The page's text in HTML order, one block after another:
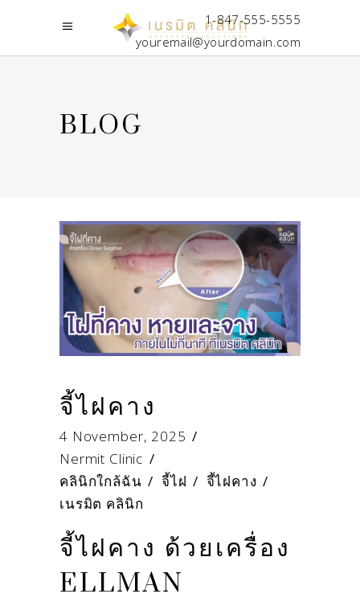
1-847-555-5555
youremail@yourdomain.com
BLOG
จี้ไฝคาง
4 November, 2025
Nermit Clinic
คลินิกใกล้ฉัน / จี้ไฝ / จี้ไฝคาง /
เนรมิต คลินิก
จี้ไฝคาง ด้วยเครื่อง
ELLMAN